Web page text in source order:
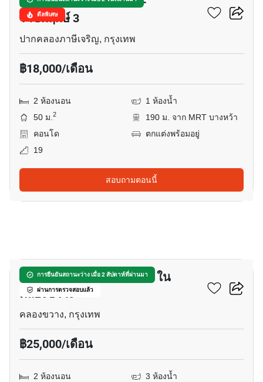
ดีลพิเศษ
ราชพฤกษ์ 3
ปากคลองภาษีเจริญ, กรุงเทพ
฿18,000/เดือน
2 ห้องนอน
1 ห้องน้ำ
50 ม.2
190 ม. จาก MRT บางหว้า
คอนโด
ตกแต่งพร้อมอยู่
19
สอบถามตอนนี้
การยืนยันสถานะว่าง เมื่อ 2 สัปดาห์ที่ผ่านมา
ผ่านการตรวจสอบแล้ว
อาคารพาณิชย์ สำหรับ เช่า ใน
คลองขวาง
คลองขวาง, กรุงเทพ
฿25,000/เดือน
2 ห้องนอน
3 ห้องน้ำ